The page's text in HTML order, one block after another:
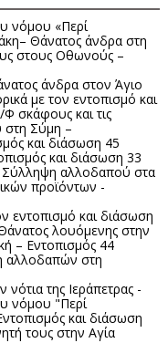
νόμου «Περί
Θάνατος άνδρα στη
στους Οθωνούς –
άνδρα στον Άγιο
με τον εντοπισμό και
σκάφους και τις
στη Σύμη –
και διάσωση 45
και διάσωση 33
Σύλληψη αλλοδαπού στα
προϊόντων -
εντοπισμό και διάσωση
λουόμενης στην
– Εντοπισμός 44
αλλοδαπών στη
της Ιεράπετρας -
νόμου "Περί
και διάσωση
τους στην Αγία